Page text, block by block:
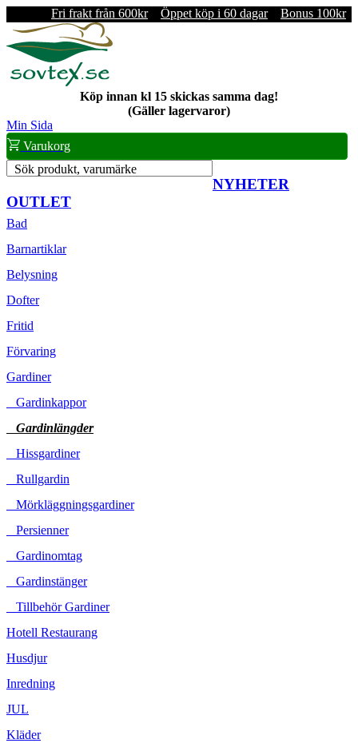
Fri frakt från 600kr Öppet köp i 60 dagar Bonus 100kr
Köp innan kl 15 skickas samma dag!
(Gäller lagervaror)
Min Sida
Varukorg
Sök produkt, varumärke
NYHETER
OUTLET
Bad
Barnartiklar
Belysning
Dofter
Fritid
Förvaring
Gardiner
Gardinkappor
Gardinlängder
Hissgardiner
Rullgardin
Mörkläggningsgardiner
Persienner
Gardinomtag
Gardinstänger
Tillbehör Gardiner
Hotell Restaurang
Husdjur
Inredning
JUL
Kläder